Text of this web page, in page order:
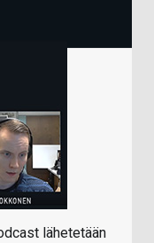
lähetetään